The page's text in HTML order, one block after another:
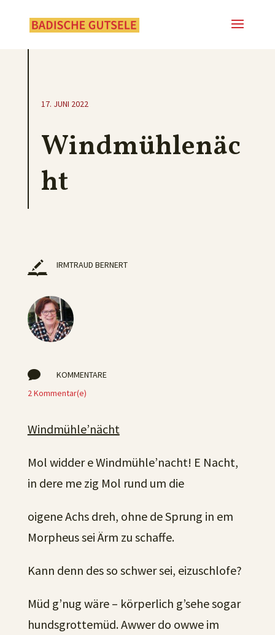
17. JUNI 2022
Windmühlenäc
ht
IRMTRAUD BERNERT

KOMMENTARE
2 Kommentar(e)
Windmühle’nächt
Mol widder e Windmühle’nacht! E Nacht,
in dere me zig Mol rund um die
oigene Achs dreh, ohne de Sprung in em
Morpheus sei Ärm zu schaffe.
Kann denn des so schwer sei, eizuschlofe?
Müd g’nug wäre – körperlich g’sehe sogar
hundsgrottemüd. Awwer do owwe im